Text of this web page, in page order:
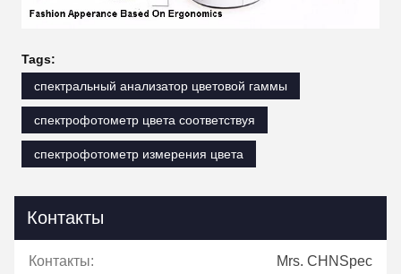
Tags:
спектральный анализатор цветовой гаммы
спектрофотометр цвета соответствуя
спектрофотометр измерения цвета
Контакты
Контакты: Mrs. CHNSpec